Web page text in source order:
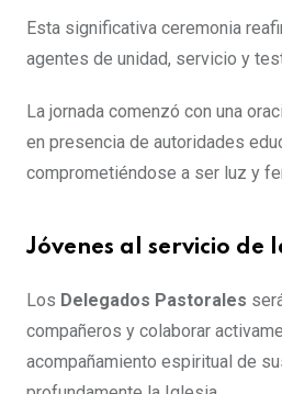
Esta significativa ceremonia
agentes de unidad, servicio y
La jornada comenzó con una
en presencia de autoridades
comprometiéndose a ser luz y
Jóvenes al servicio de
Los Delegados Pastorales
compañeros y colaborar
acompañamiento espiritual de